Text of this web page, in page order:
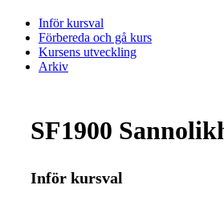
Inför kursval
Förbereda och gå kurs
Kursens utveckling
Arkiv
SF1900
Inför kursval